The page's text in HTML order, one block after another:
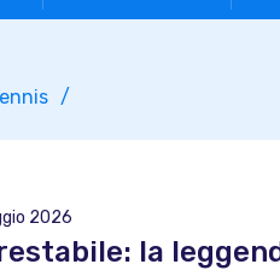
2026
la